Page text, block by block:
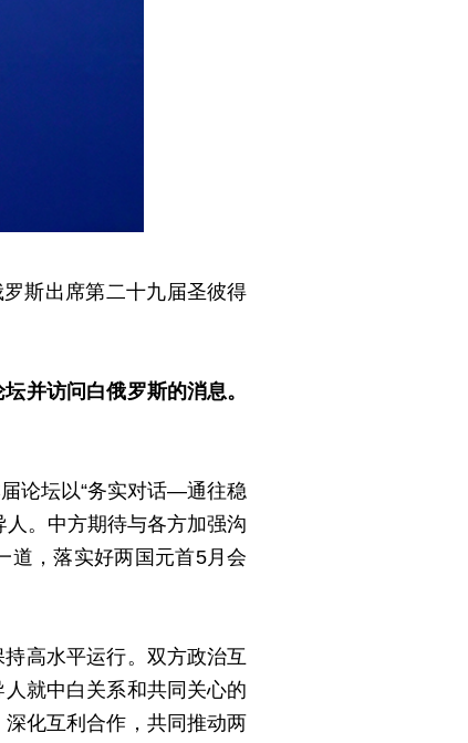
斯出席第二十九届圣彼得
并访问白俄罗斯的消息。
论坛以“务实对话—通往稳
。中方期待与各方加强沟
道，落实好两国元首5月会
高水平运行。双方政治互
就中白关系和共同关心的
化互利合作，共同推动两